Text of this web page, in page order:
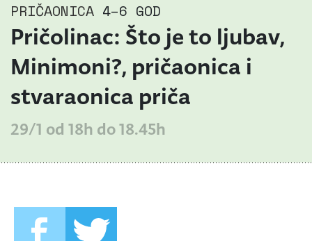
PRIČAONICA 4–6 GOD
Pričolinac: Što je to ljubav,
Minimoni?, pričaonica i
stvaraonica priča
29/1 od 18h do 18.45h